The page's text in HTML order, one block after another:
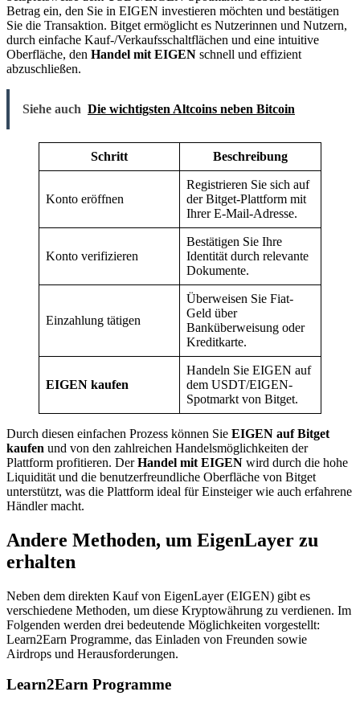
Betrag ein, den Sie in EIGEN investieren möchten und bestätigen
Sie die Transaktion. Bitget ermöglicht es Nutzerinnen und Nutzern,
durch einfache Kauf-/Verkaufsschaltflächen und eine intuitive
Oberfläche, den Handel mit EIGEN schnell und effizient
abzuschließen.
Siehe auch Die wichtigsten Altcoins neben Bitcoin
Schritt Beschreibung
Konto eröffnen
Registrieren Sie sich auf
der Bitget-Plattform mit
Ihrer E-Mail-Adresse.
Konto verifizieren
Bestätigen Sie Ihre
Identität durch relevante
Dokumente.
Einzahlung tätigen
Überweisen Sie Fiat-
Geld über
Banküberweisung oder
Kreditkarte.
EIGEN kaufen
Handeln Sie EIGEN auf
dem USDT/EIGEN-
Spotmarkt von Bitget.
Durch diesen einfachen Prozess können Sie EIGEN auf Bitget
kaufen und von den zahlreichen Handelsmöglichkeiten der
Plattform profitieren. DerHandel mit EIGEN wird durch die hohe
Liquidität und die benutzerfreundliche Oberfläche von Bitget
unterstützt, was die Plattform ideal für Einsteiger wie auch erfahrene
Händler macht.
Andere Methoden, um EigenLayer zu
erhalten
Neben dem direkten Kauf von EigenLayer (EIGEN) gibt es
verschiedene Methoden, um diese Kryptowährung zu verdienen. Im
Folgenden werden drei bedeutende Möglichkeiten vorgestellt:
Learn2Earn Programme, das Einladen von Freunden sowie
Airdrops und Herausforderungen.
Learn2Earn Programme